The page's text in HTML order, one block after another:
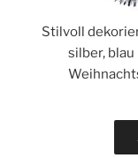
Stilvoll
silber,